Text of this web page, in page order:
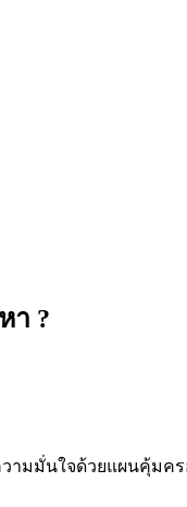
า ?
ามมั่นใจด้วยแผนคุ้มค